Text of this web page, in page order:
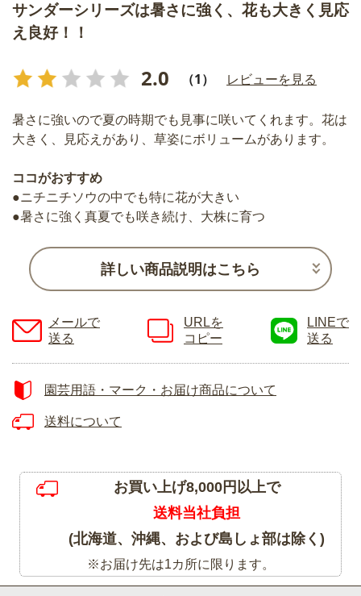
サンダーシリーズは暑さに強く、花も大きく見応
え良好！！
2.0 （1） レビューを見る
暑さに強いので夏の時期でも見事に咲いてくれます。花は
大きく、見応えがあり、草姿にボリュームがあります。
ココがおすすめ
●ニチニチソウの中でも特に花が大きい
●暑さに強く真夏でも咲き続け、大株に育つ
詳しい商品説明はこちら
メールで
送る
URLを
コピー
LINEで
送る
園芸用語・マーク・お届け商品について
送料について
お買い上げ8,000円以上で
送料当社負担
(北海道、沖縄、および島しょ部は除く)
※お届け先は1カ所に限ります。